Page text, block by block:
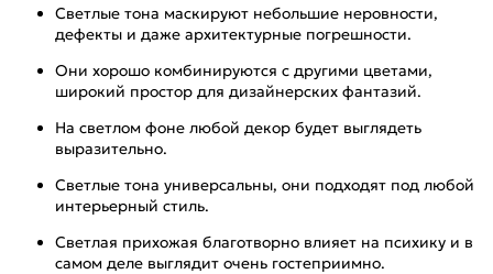
Светлые тона маскируют небольшие неровности,
дефекты и даже архитектурные погрешности.
Они хорошо комбинируются с другими цветами,
широкий простор для дизайнерских фантазий.
На светлом фоне любой декор будет выглядеть
выразительно.
Светлые тона универсальны, они подходят под любой
интерьерный стиль.
Светлая прихожая благотворно влияет на психику и в
самом деле выглядит очень гостеприимно.